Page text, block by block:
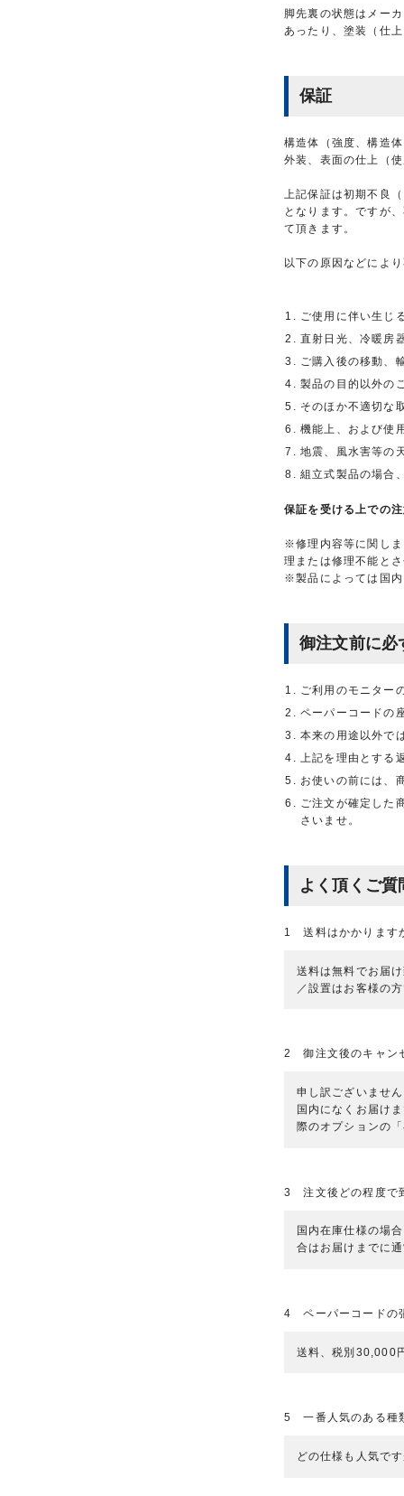
脚先裏の状態はメー
あったり、塗装（仕
保証
構造体（強度、構造
外装、表面の仕上（
上記保証は初期不良
となります。ですが
て頂きます。
以下の原因などによ
ご使用に伴い生じ
直射日光、冷暖房
ご購入後の移動、
製品の目的以外の
そのほか不適切な
機能上、および使
地震、風水害等の
組立式製品の場合
保証を受ける上での
※修理内容等に関し
理または修理不能と
※製品によっては国
御注文前に必
ご利用のモニター
ペーパーコードの
本来の用途以外で
上記を理由とする
お使いの前には、
ご注文が確定した
さいませ。
よく頂くご質
1 送料はかかります
送料は無料でお届
／設置はお客様の
2 御注文後のキャン
申し訳ございませ
国内になくお届け
際のオプションの
3 注文後どの程度で
国内在庫仕様の場
合はお届けまでに
4 ペーパーコードの
送料、税別30,000
5 一番人気のある種
どの仕様も人気で